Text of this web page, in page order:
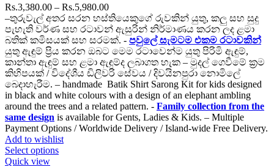
Rs.3,380.00 – Rs.5,980.00Price
range:
Rs.3,380.00
through
Rs.5,980.00
–තුරුවැල් අතර සරන හස්තියෙකුගේ රුවකින් යුතු, කලු සහ සුදු
පැහැති වර්ණ සහ රටාවන් ඇසුරින් නිර්මාණය කරන ලද ළමා
බතික් කමිසයක් සහ සරමක්. - පවුලේ සැමටම එකම රටාවකින්
යුතු ඇඳුම් ප්‍රිය කරන ඔබට මෙම රටාවෙන්ම යුතු පිරිමි ඇඳුම්,
කාන්තා ඇඳුම් සහ ළමා ඇඳුම්ද ලබාගත හැක – මුදල් ගෙවීමේ ක්‍රම
කිහිපයක් / විදේශීය ඩිලිවරි සේවය / දිවයිනපුරා නොමිලේ
බෙදාහැරීම. – handmade Batik Shirt Sarong Kit for kids designed
in black and white colours with a design of an elephant ambling
around the trees and a related pattern. - Family collection from the
same design is available for Gents, Ladies & Kids. – Multiple
Payment Options / Worldwide Delivery / Island-wide Free Delivery.
Add to wishlist
Select optionsThis
Quick view